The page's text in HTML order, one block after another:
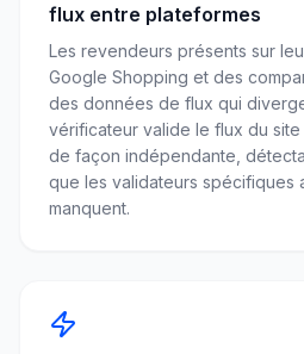
flux entre plateformes
Les revendeurs présents sur
Google Shopping et des
des données de flux qui
vérificateur valide le flux du
de façon indépendante,
que les validateurs spécifiques
manquent.